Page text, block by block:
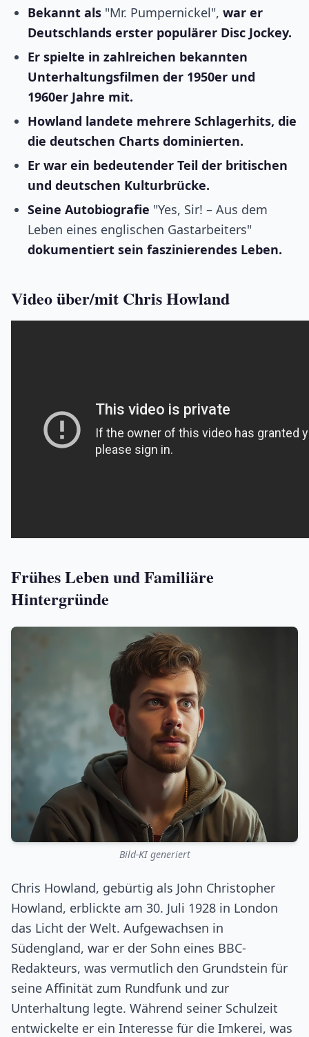
Bekannt als "Mr. Pumpernickel", war er
Deutschlands erster populärer Disc Jockey.
Er spielte in zahlreichen bekannten
Unterhaltungsfilmen der 1950er und
1960er Jahre mit.
Howland landete mehrere Schlagerhits, die
die deutschen Charts dominierten.
Er war ein bedeutender Teil der britischen
und deutschen Kulturbrücke.
Seine Autobiografie "Yes, Sir! – Aus dem
Leben eines englischen Gastarbeiters"
dokumentiert sein faszinierendes Leben.
Video über/mit Chris Howland
Frühes Leben und Familiäre
Hintergründe
Bild-KI generiert
Chris Howland, gebürtig als John Christopher
Howland, erblickte am 30. Juli 1928 in London
das Licht der Welt. Aufgewachsen in
Südengland, war er der Sohn eines BBC-
Redakteurs, was vermutlich den Grundstein für
seine Affinität zum Rundfunk und zur
Unterhaltung legte. Während seiner Schulzeit
entwickelte er ein Interesse für die Imkerei, was